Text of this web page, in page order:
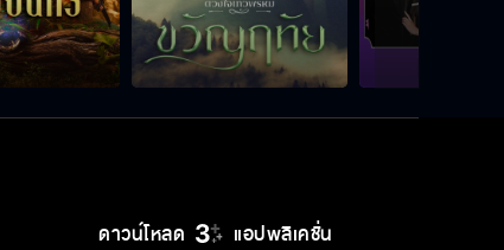
ระวังคนเจ้าชู้
ดาวน์โหลด แอปพลิเคชั่น